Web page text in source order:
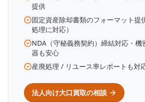
提供
固定資産除却書類のフォーマット提
処理に対応）
NDA（守秘義務契約）締結対応・機
器も安心
産廃処理 / リユース率レポートも対
法人向け大口買取の相談